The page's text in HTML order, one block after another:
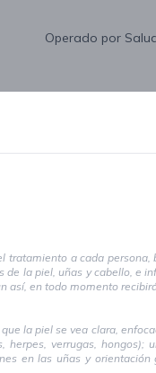
a cada
la piel, uñas y cabello, e
así, en todo momento
la piel se vea clara,
verrugas,
en las uñas y
Operado por